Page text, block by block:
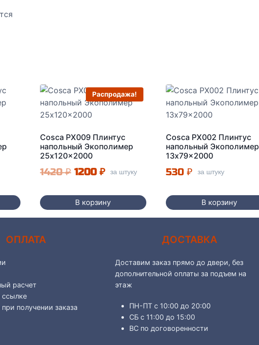
Распродажа!
Cosca PX009 Плинтус
напольный Экополимер
25x120x2000
1420₽ Первоначальная
составляла
1420 ₽.
1200 ₽Текущая
1200 ₽.
за штуку
В корзину
Cosca PX002 Плинтус
напольный Экополимер
13x79x2000
530₽ за штуку
В корзину
ОПЛАТА
расчет
ссылке
получении заказа
ДОСТАВКА
Доставим заказ прямо до двери, без
дополнительной оплаты за подъем на
этаж
ПН-ПТ с 10:00 до 20:00
СБ с 11:00 до 15:00
ВС по договоренности